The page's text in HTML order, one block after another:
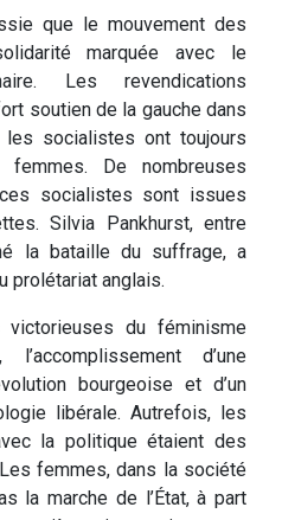
que le mouvement des
marquée avec le
Les revendications
soutien de la gauche dans
socialistes ont toujours
De nombreuses
socialistes sont issues
Silvia Pankhurst, entre
la bataille du suffrage, a
prolétariat anglais.
du féminisme
d’une
bourgeoise et d’un
libérale. Autrefois, les
la politique étaient des
femmes, dans la société
la marche de l’État, à part